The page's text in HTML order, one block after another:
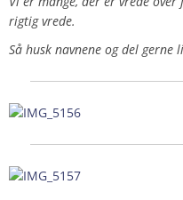
rigtig vrede.
Så husk navnene og del gerne